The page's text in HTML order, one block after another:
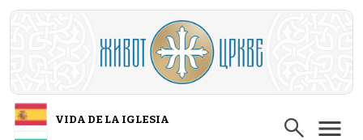
Skip to main content
VIDA DE LA IGLESIA